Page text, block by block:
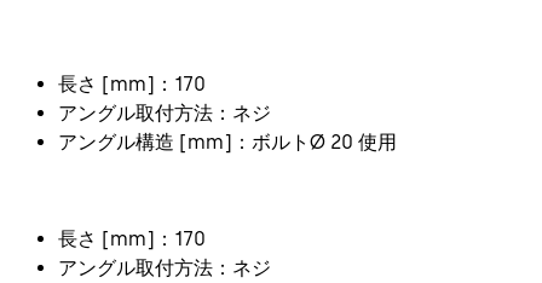
長さ [mm]：170
アングル取付方法：ネジ
アングル構造 [mm]：ボルトØ 20 使用
長さ [mm]：170
アングル取付方法：ネジ